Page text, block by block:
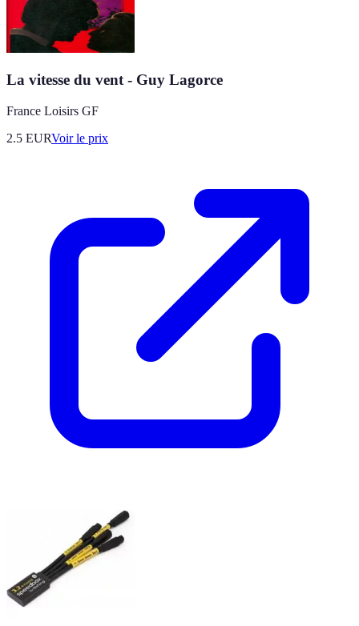
La vitesse du vent - Guy Lagorce
France Loisirs GF
2.5 EURVoir le prix